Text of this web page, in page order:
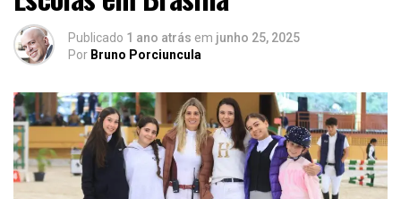
Publicado 1 ano atrás em junho 25, 2025
Por Bruno Porciuncula